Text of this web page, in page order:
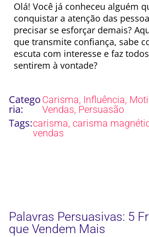
Olá! Você já conheceu alguém
conquistar a atenção das
precisar se esforçar demais?
que transmite confiança, sabe
escuta com interesse e faz
sentirem à vontade?
Catego
ria:
Carisma, Influência,
Vendas, Persuasão
Tags:carisma, carisma
vendas
Palavras Persuasivas: 5
que Vendem Mais